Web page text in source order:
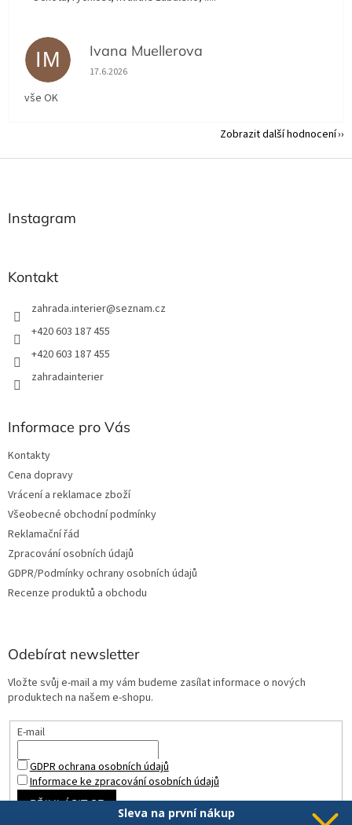
IM Ivana Muellerova
Hodnocení obchodu je 5 z 5 hvězdiček.
17.6.2026
vše OK
Zobrazit další hodnocení
Z
Instagram
Kontakt
zahrada.interier@seznam.cz
+420 603 187 455
+420 603 187 455
zahradainterier
Informace pro Vás
Kontakty
Cena dopravy
Vrácení a reklamace zboží
Všeobecné obchodní podmínky
Reklamační řád
Zpracování osobních údajů
GDPR/Podmínky ochrany osobních údajů
Recenze produktů a obchodu
Odebírat newsletter
Vložte svůj e-mail a my vám budeme zasílat informace o nových
produktech na našem e-shopu.
E-mail
GDPR ochrana osobních údajů
Informace ke zpracování osobních údajů
PŘIHLÁSIT SE
Sleva na první nákup